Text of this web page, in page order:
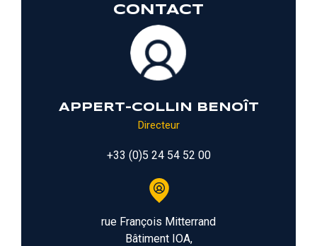
CONTACT
APPERT-COLLIN BENOÎT
Directeur
+33 (0)5 24 54 52 00
rue François Mitterrand
Bâtiment IOA,